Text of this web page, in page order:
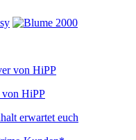
von HiPP
erwartet euch